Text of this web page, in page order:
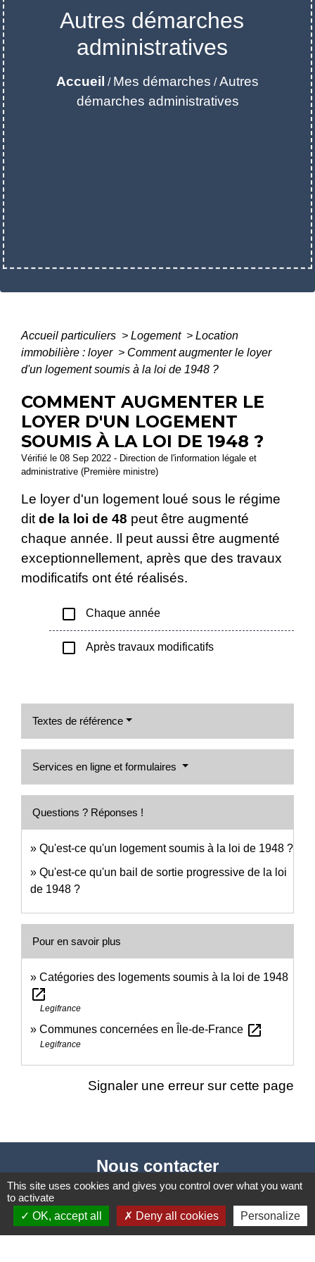
Autres démarches
administratives
Accueil / Mes démarches /Autres
démarches administratives
Accueil particuliers > Logement > Location
immobilière : loyer > Comment augmenter le loyer
d'un logement soumis à la loi de 1948 ?
COMMENT AUGMENTER LE
LOYER D'UN LOGEMENT
SOUMIS À LA LOI DE 1948 ?
Vérifié le 08 Sep 2022 - Direction de l'information légale et
administrative (Première ministre)
Le loyer d'un logement loué sous le régime
dit de la loi de 48 peut être augmenté
chaque année. Il peut aussi être augmenté
exceptionnellement, après que des travaux
modificatifs ont été réalisés.
check_box_outline_blank Chaque année
check_box_outline_blank Après travaux modificatifs
Textes de référence
Services en ligne et formulaires
Questions ? Réponses !
Qu'est-ce qu'un logement soumis à la loi de 1948 ?
Qu'est-ce qu'un bail de sortie progressive de la loi
de 1948 ?
Pour en savoir plus
Catégories des logements soumis à la loi de 1948
open_in_new
Legifrance
Communes concernées en Île-de-France open_in_new
Legifrance
Signaler une erreur sur cette page
Nous contacter
Commune de Puylaurens
1 rue de la Mairie
81700 Puylaurens - FRANCE
This site uses cookies and gives you control over what you want
to activate
OK, accept all
Deny all cookies Personalize